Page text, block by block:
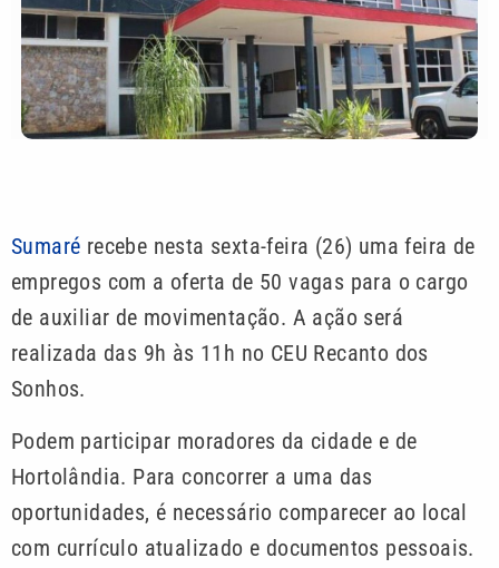
Sumaré recebe nesta sexta-feira (26) uma feira de
empregos com a oferta de 50 vagas para o cargo
de auxiliar de movimentação. A ação será
realizada das 9h às 11h no CEU Recanto dos
Sonhos.
Podem participar moradores da cidade e de
Hortolândia. Para concorrer a uma das
oportunidades, é necessário comparecer ao local
com currículo atualizado e documentos pessoais.